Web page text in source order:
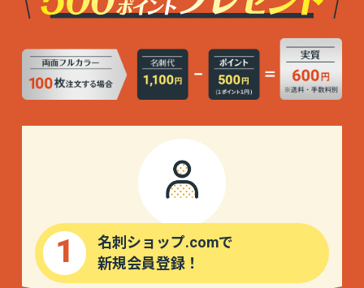
1
名刺ショップ.comで
新規会員登録！